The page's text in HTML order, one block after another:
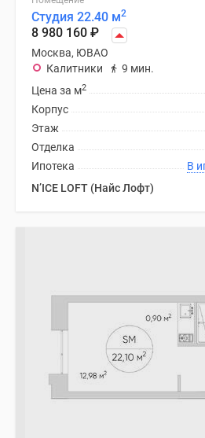
Студия 22.40 м2
8 980 160 ₽
Москва, ЮВАО
Калитники
9 мин.
Цена за м2
Корпус
Этаж
Отделка
Ипотека
N’ICE LOFT (Найс Лофт)